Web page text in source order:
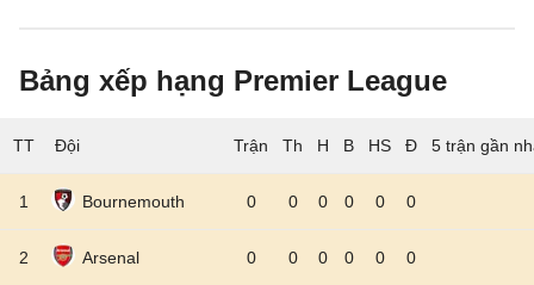
Bảng xếp hạng Premier League
TT Đội 5 trận gần
1 Bournemouth 0 0 0 0 0 0
2 Arsenal 0 0 0 0 0 0